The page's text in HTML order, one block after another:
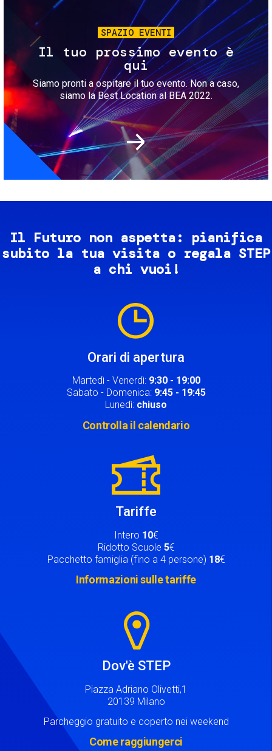
SPAZIO EVENTI
Il tuo prossimo evento è
qui
Siamo pronti a ospitare il tuo evento. Non a caso,
siamo la Best Location al BEA 2022.
Il Futuro non aspetta: pianifica
subito la tua visita o regala STEP
a chi vuoi!
Orari di apertura
Martedì - Venerdì: 9:30 - 19:00
Sabato - Domenica: 9:45 - 19:45
Lunedì: chiuso
Controlla il calendario
Tariffe
Intero 10€
Ridotto Scuole 5€
Pacchetto famiglia (fino a 4 persone) 18€
Informazioni sulle tariffe
Dov'è STEP
Piazza Adriano Olivetti,1
20139 Milano
Parcheggio gratuito e coperto nei weekend
Come raggiungerci